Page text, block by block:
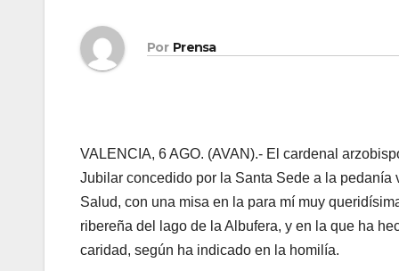
Por Prensa
VALENCIA, 6 AGO. (AVAN).- El cardenal
Jubilar concedido por la Santa Sede a la
Salud, con una misa en la para mí muy
ribereña del lago de la Albufera, y en la que ha
caridad, según ha indicado en la homilía.